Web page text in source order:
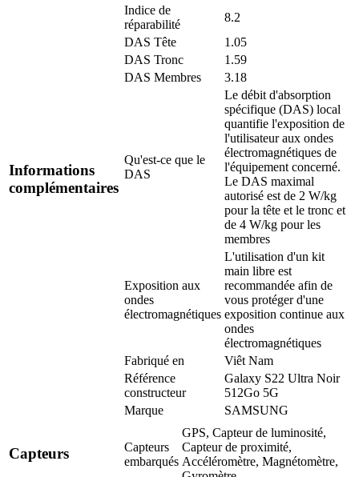
Informations
complémentaires
Indice de
réparabilité
8.2
DAS Tête
1.05
DAS Tronc
1.59
DAS Membres
3.18
Qu'est-ce que le
DAS
Le débit d'absorption
spécifique (DAS) local
quantifie l'exposition de
l'utilisateur aux ondes
électromagnétiques de
l'équipement concerné.
Le DAS maximal
autorisé est de 2 W/kg
pour la tête et le tronc et
de 4 W/kg pour les
membres
Exposition aux
ondes
électromagnétiques
L'utilisation d'un kit
main libre est
recommandée afin de
vous protéger d'une
exposition continue aux
ondes
électromagnétiques
Fabriqué en
Viêt Nam
Référence
constructeur
Galaxy S22 Ultra Noir
512Go 5G
Marque
SAMSUNG
Capteurs
Capteurs
embarqués
GPS, Capteur de luminosité,
Capteur de proximité,
Accéléromètre, Magnétomètre,